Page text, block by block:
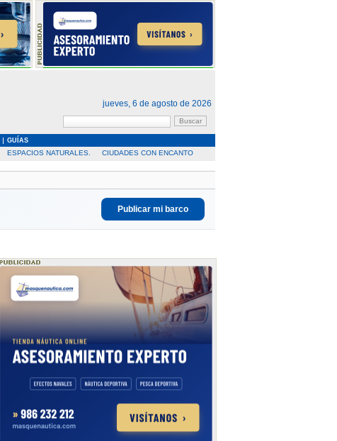
jueves, 6 de agosto de 2026
GUÍAS
ESPACIOS NATURALES.
CIUDADES CON ENCANTO
Publicar mi barco